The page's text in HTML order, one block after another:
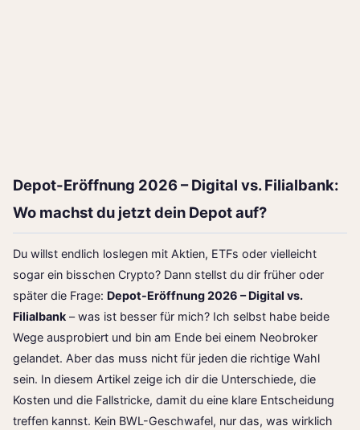
Depot-Eröffnung 2026 – Digital vs. Filialbank:
Wo machst du jetzt dein Depot auf?
Du willst endlich loslegen mit Aktien, ETFs oder vielleicht
sogar ein bisschen Crypto? Dann stellst du dir früher oder
später die Frage: Depot-Eröffnung 2026 – Digital vs.
Filialbank – was ist besser für mich? Ich selbst habe beide
Wege ausprobiert und bin am Ende bei einem Neobroker
gelandet. Aber das muss nicht für jeden die richtige Wahl
sein. In diesem Artikel zeige ich dir die Unterschiede, die
Kosten und die Fallstricke, damit du eine klare Entscheidung
treffen kannst. Kein BWL-Geschwafel, nur das, was wirklich